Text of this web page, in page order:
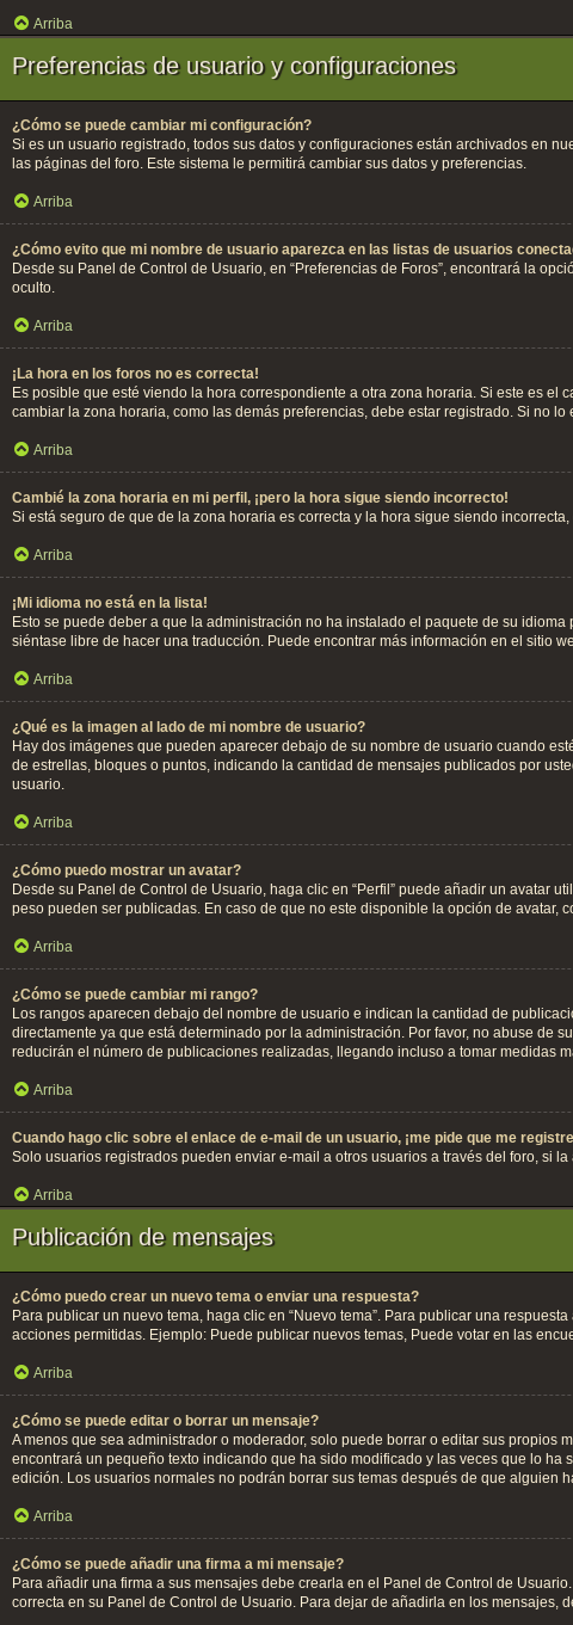
Arriba
Preferencias de usuario y configuraciones
¿Cómo se puede cambiar mi configuración?
Si es un usuario registrado, todos sus datos y configuraciones están archivados en
las páginas del foro. Este sistema le permitirá cambiar sus datos y preferencias.
Arriba
¿Cómo evito que mi nombre de usuario aparezca en las listas de usuarios
Desde su Panel de Control de Usuario, en “Preferencias de Foros”, encontrará la
oculto.
Arriba
¡La hora en los foros no es correcta!
Es posible que esté viendo la hora correspondiente a otra zona horaria. Si este es el
cambiar la zona horaria, como las demás preferencias, debe estar registrado. Si no lo
Arriba
Cambié la zona horaria en mi perfil, ¡pero la hora sigue siendo incorrecto!
Si está seguro de que de la zona horaria es correcta y la hora sigue siendo
Arriba
¡Mi idioma no está en la lista!
Esto se puede deber a que la administración no ha instalado el paquete de su
siéntase libre de hacer una traducción. Puede encontrar más información en el sitio
Arriba
¿Qué es la imagen al lado de mi nombre de usuario?
Hay dos imágenes que pueden aparecer debajo de su nombre de usuario cuando
de estrellas, bloques o puntos, indicando la cantidad de mensajes publicados por
usuario.
Arriba
¿Cómo puedo mostrar un avatar?
Desde su Panel de Control de Usuario, haga clic en “Perfil” puede añadir un avatar
peso pueden ser publicadas. En caso de que no este disponible la opción de avatar,
Arriba
¿Cómo se puede cambiar mi rango?
Los rangos aparecen debajo del nombre de usuario e indican la cantidad de
directamente ya que está determinado por la administración. Por favor, no abuse de
reducirán el número de publicaciones realizadas, llegando incluso a tomar medidas
Arriba
Cuando hago clic sobre el enlace de e-mail de un usuario, ¡me pide que me
Solo usuarios registrados pueden enviar e-mail a otros usuarios a través del foro, si
Arriba
Publicación de mensajes
¿Cómo puedo crear un nuevo tema o enviar una respuesta?
Para publicar un nuevo tema, haga clic en “Nuevo tema”. Para publicar una
acciones permitidas. Ejemplo: Puede publicar nuevos temas, Puede votar en las
Arriba
¿Cómo se puede editar o borrar un mensaje?
A menos que sea administrador o moderador, solo puede borrar o editar sus propios
encontrará un pequeño texto indicando que ha sido modificado y las veces que lo
edición. Los usuarios normales no podrán borrar sus temas después de que alguien
Arriba
¿Cómo se puede añadir una firma a mi mensaje?
Para añadir una firma a sus mensajes debe crearla en el Panel de Control de
correcta en su Panel de Control de Usuario. Para dejar de añadirla en los mensajes,